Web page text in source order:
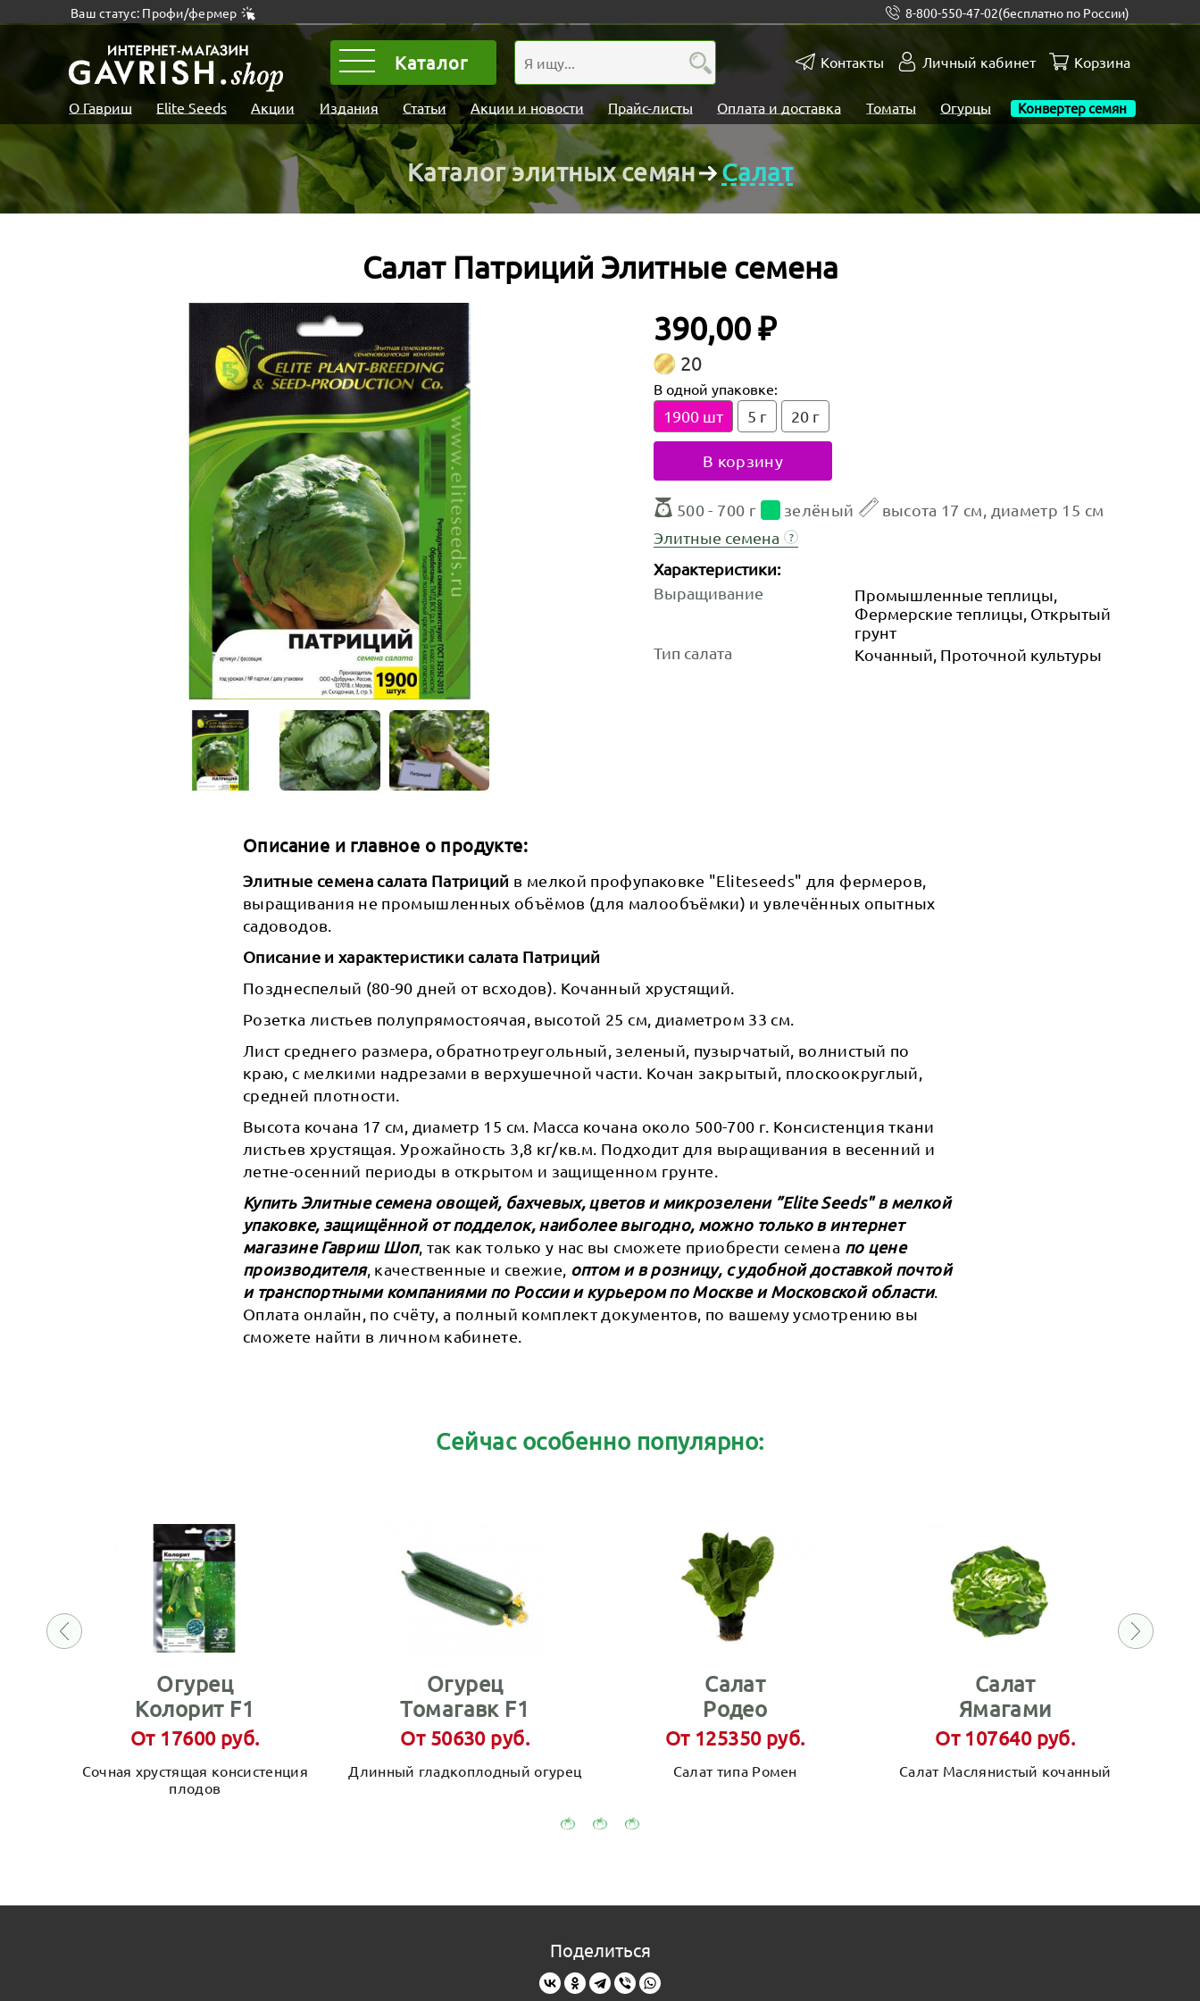
Ваш статус: Профи/фермер 8-800-550-47-02(бесплатно по России)
Каталог Контакты Личный кабинет Корзина
О Гавриш Elite Seeds Акции Издания Статьи Акции и новости Прайс-листы Оплата и доставка Томаты Огурцы Конвертер семян
Каталог элитных семян Салат
Салат Патриций Элитные семена
390,00 ₽
20
В одной упаковке:
1900 шт 5 г 20 г
В корзину
500 - 700 г зелёный
высота 17 см, диаметр 15 см
Элитные семена
?
Характеристики:
Выращивание
Промышленные теплицы,
Фермерские теплицы, Открытый
грунт
Тип салата
Кочанный, Проточной культуры
Описание и главное о продукте:
Элитные семена салата Патриций в мелкой профупаковке "Eliteseeds" для фермеров,
выращивания не промышленных объёмов (для малообъёмки) и увлечённых опытных
садоводов.
Описание и характеристики салата Патриций
Позднеспелый (80-90 дней от всходов). Кочанный хрустящий.
Розетка листьев полупрямостоячая, высотой 25 см, диаметром 33 см.
Лист среднего размера, обратнотреугольный, зеленый, пузырчатый, волнистый по
краю, с мелкими надрезами в верхушечной части. Кочан закрытый, плоскоокруглый,
средней плотности.
Высота кочана 17 см, диаметр 15 см. Масса кочана около 500-700 г. Консистенция ткани
листьев хрустящая. Урожайность 3,8 кг/кв.м. Подходит для выращивания в весенний и
летне-осенний периоды в открытом и защищенном грунте.
Купить Элитные семена овощей, бахчевых, цветов и микрозелени ”Elite Seeds" в мелкой
упаковке, защищённой от подделок, наиболее выгодно, можно только в интернет
магазине Гавриш Шоп, так как только у нас вы сможете приобрести семена по цене
производителя, качественные и свежие, оптом и в розницу, с удобной доставкой почтой
и транспортными компаниями по России и курьером по Москве и Московской области.
Оплата онлайн, по счёту, а полный комплект документов, по вашему усмотрению вы
сможете найти в личном кабинете.
Сейчас особенно популярно:
Огурец
Колорит F1
От 17600 руб.
Сочная хрустящая консистенция
плодов
Огурец
Томагавк F1
От 50630 руб.
Длинный гладкоплодный огурец
Салат
Родео
От 125350 руб.
Салат типа Ромен
Салат
Ямагами
От 107640 руб.
Салат Маслянистый кочанный
Поделиться